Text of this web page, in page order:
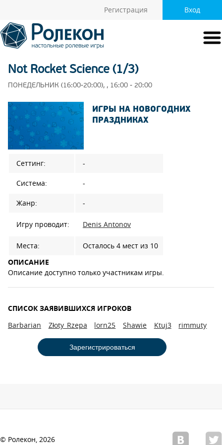
Вход
Регистрация
Not Rocket Science (1/3)
ПОНЕДЕЛЬНИК (16:00-20:00), , 16:00 - 20:00
ИГРЫ НА НОВОГОДНИХ
ПРАЗДНИКАХ
Сеттинг: -
Система: -
Жанр: -
Игру проводит: Denis Antonov
Места: Осталось 4 мест из 10
ОПИСАНИЕ
Описание доступно только участникам игры.
СПИСОК ЗАЯВИВШИХСЯ ИГРОКОВ
Barbarian Złoty_Rzepa lorn25 Shawie Ktuj3 rimmuty
Зарегистрироваться
© Ролекон, 2026